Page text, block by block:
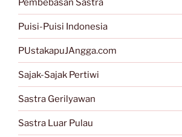
Pembebasan Sastra
Puisi-Puisi Indonesia
PUstakapuJAngga.com
Sajak-Sajak Pertiwi
Sastra Gerilyawan
Sastra Luar Pulau